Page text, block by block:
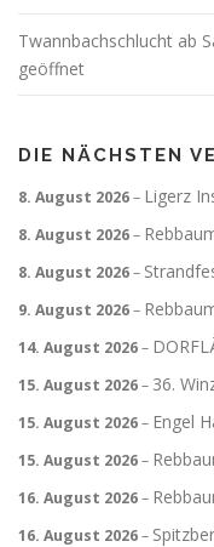
Twannbachschlucht ab
geöffnet
DIE NÄCHSTEN
8. August 2026– Ligerz
8. August 2026–
8. August 2026–
9. August 2026–
14. August 2026–
15. August 2026– 36.
15. August 2026– Engel
15. August 2026–
16. August 2026–
16. August 2026–